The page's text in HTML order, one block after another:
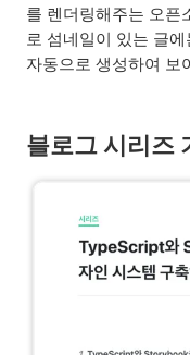
를 렌더링해주는 오픈
로 섬네일이 있는 글
자동으로 생성하여 보
블로그 시리즈